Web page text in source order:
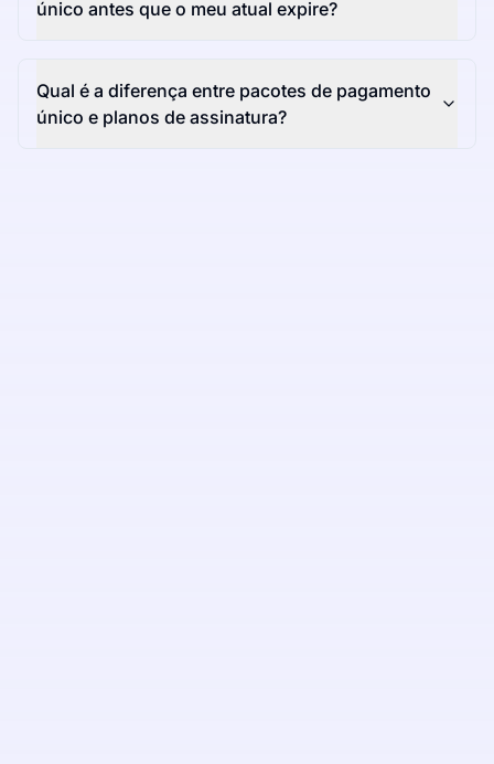
único antes que o meu atual expire?
Qual é a diferença entre pacotes de pagamento
único e planos de assinatura?